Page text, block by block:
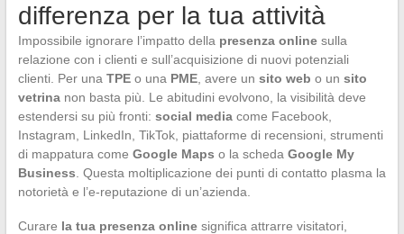
differenza per la tua attività
Impossibile ignorare l’impatto della presenza onlinesulla
relazione con i clienti e sull’acquisizione di nuovi potenziali
clienti. Per una TPEo una PME, avere un sito web o un sito
vetrinanon basta più. Le abitudini evolvono, la visibilità deve
estendersi su più fronti: social mediacome Facebook,
Instagram, LinkedIn, TikTok, piattaforme di recensioni, strumenti
di mappatura come Google Maps o la scheda Google My
Business . Questa moltiplicazione dei punti di contatto plasma la
notorietà e l’e-reputazione di un’azienda.
Curare la tua presenza onlinesignifica attrarre visitatori,